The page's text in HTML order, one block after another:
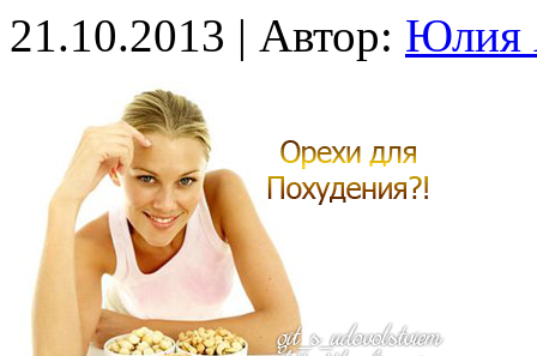
21.10.2013 | Автор: Юлия